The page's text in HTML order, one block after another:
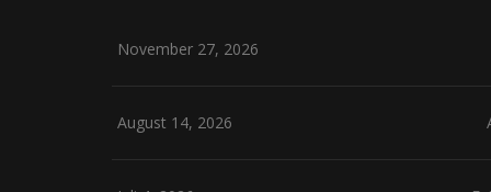
November 27, 2026
August 14, 2026